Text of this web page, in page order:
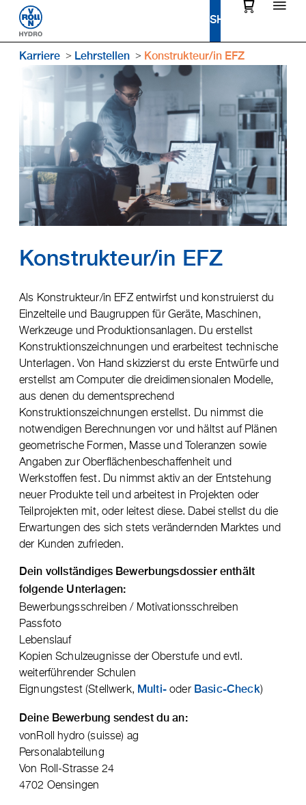
Karriere Lehrstellen Konstrukteur/in EFZ
Konstrukteur/in EFZ
Als Konstrukteur/in EFZ entwirfst und konstruierst du
Einzelteile und Baugruppen für Geräte, Maschinen,
Werkzeuge und Produktionsanlagen. Du erstellst
Konstruktionszeichnungen und erarbeitest technische
Unterlagen. Von Hand skizzierst du erste Entwürfe und
erstellst am Computer die dreidimensionalen Modelle,
aus denen du dementsprechend
Konstruktionszeichnungen erstellst. Du nimmst die
notwendigen Berechnungen vor und hältst auf Plänen
geometrische Formen, Masse und Toleranzen sowie
Angaben zur Oberflächenbeschaffenheit und
Werkstoffen fest. Du nimmst aktiv an der Entstehung
neuer Produkte teil und arbeitest in Projekten oder
Teilprojekten mit, oder leitest diese. Dabei stellst du die
Erwartungen des sich stets verändernden Marktes und
der Kunden zufrieden.
Dein vollständiges Bewerbungsdossier enthält
folgende Unterlagen:
Bewerbungsschreiben / Motivationsschreiben
Passfoto
Lebenslauf
Kopien Schulzeugnisse der Oberstufe und evtl.
weiterführender Schulen
Eignungstest (Stellwerk, Multi-oder Basic-Check)
Deine Bewerbung sendest du an:
vonRoll hydro (suisse) ag
Personalabteilung
Von Roll-Strasse 24
4702 Oensingen